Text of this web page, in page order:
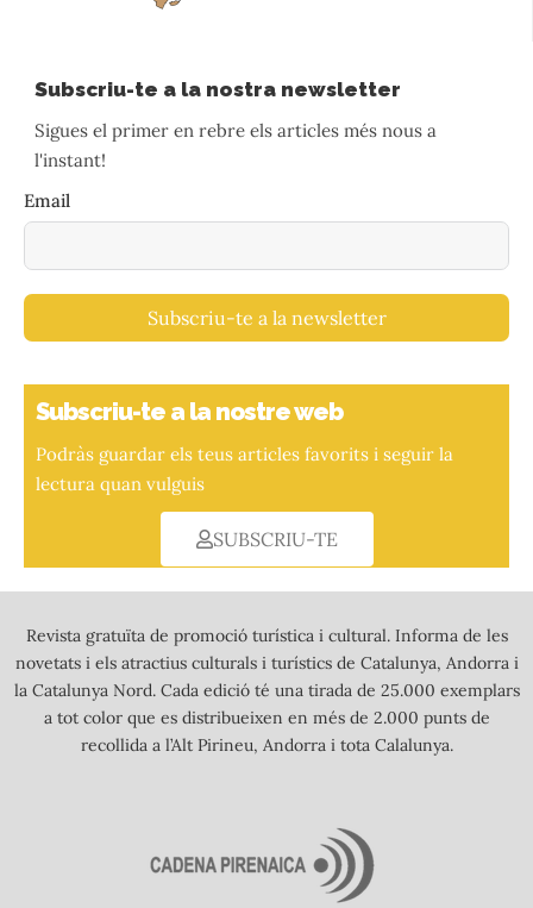
Subscriu-te a la nostra newsletter
Sigues el primer en rebre els articles més nous a
l'instant!
Email
Subscriu-te a la newsletter
Subscriu-te a la nostre web
Podràs guardar els teus articles favorits i seguir la
lectura quan vulguis
SUBSCRIU-TE
Revista gratuïta de promoció turística i cultural. Informa de les
novetats i els atractius culturals i turístics de Catalunya, Andorra i
la Catalunya Nord. Cada edició té una tirada de 25.000 exemplars
a tot color que es distribueixen en més de 2.000 punts de
recollida a l’Alt Pirineu, Andorra i tota Calalunya.